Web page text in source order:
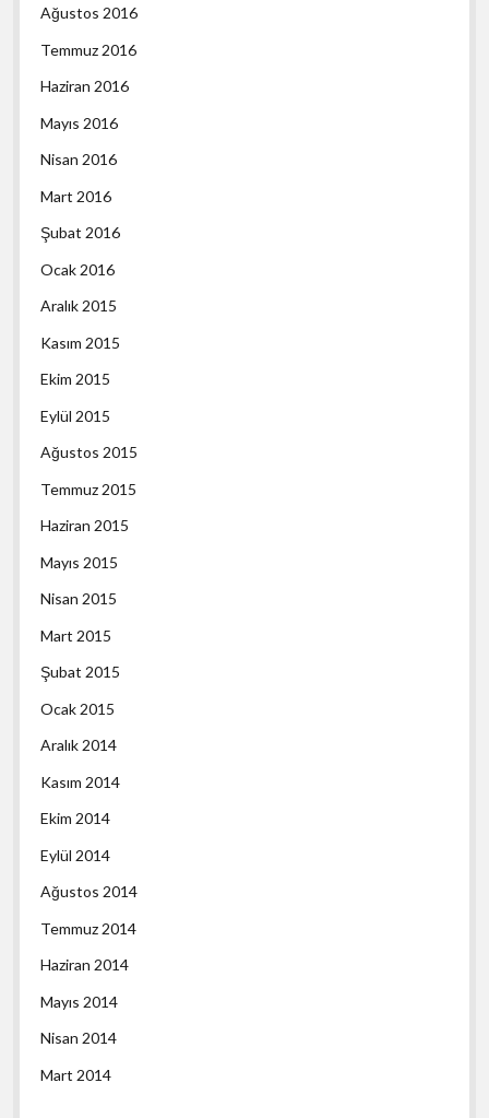
Ağustos 2016
Temmuz 2016
Haziran 2016
Mayıs 2016
Nisan 2016
Mart 2016
Şubat 2016
Ocak 2016
Aralık 2015
Kasım 2015
Ekim 2015
Eylül 2015
Ağustos 2015
Temmuz 2015
Haziran 2015
Mayıs 2015
Nisan 2015
Mart 2015
Şubat 2015
Ocak 2015
Aralık 2014
Kasım 2014
Ekim 2014
Eylül 2014
Ağustos 2014
Temmuz 2014
Haziran 2014
Mayıs 2014
Nisan 2014
Mart 2014